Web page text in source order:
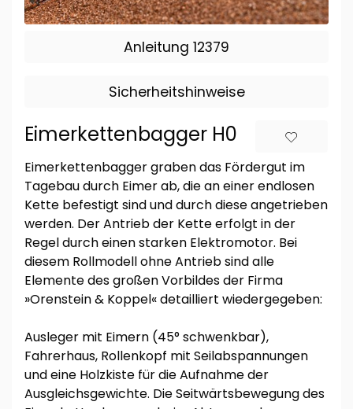
Anleitung 12379
Sicherheitshinweise
Eimerkettenbagger H0
Eimerkettenbagger graben das Fördergut im
Tagebau durch Eimer ab, die an einer endlosen
Kette befestigt sind und durch diese angetrieben
werden. Der Antrieb der Kette erfolgt in der
Regel durch einen starken Elektromotor. Bei
diesem Rollmodell ohne Antrieb sind alle
Elemente des großen Vorbildes der Firma
»Orenstein & Koppel« detailliert wiedergegeben:
Ausleger mit Eimern (45° schwenkbar),
Fahrerhaus, Rollenkopf mit Seilabspannungen
und eine Holzkiste für die Aufnahme der
Ausgleichsgewichte. Die Seitwärtsbewegung des